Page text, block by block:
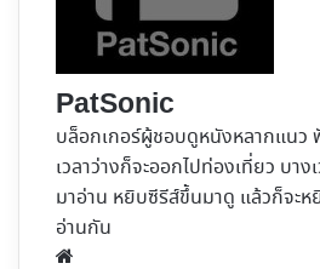
PatSonic
บล็อกเกอร์ผู้ชอบดูหนังหลากแนว
เวลาว่างก็จะออกไปท่องเที่ยว บา
มาอ่าน หยิบซีรีส์ขึ้นมาดู แล้วก็จะห
อ่านกัน